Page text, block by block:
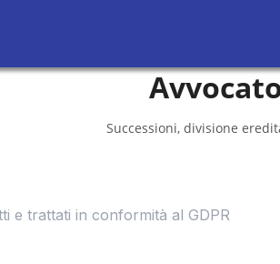
Successioni, divisione